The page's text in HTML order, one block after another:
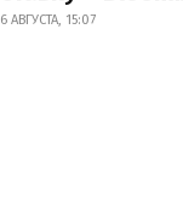
6 АВГУСТА, 15:07